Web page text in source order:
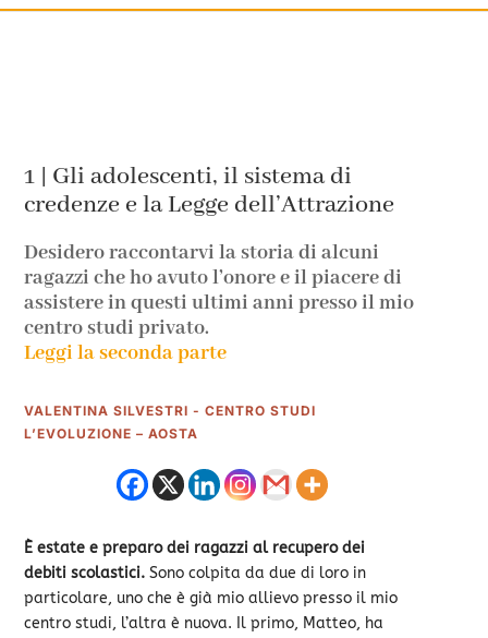
1 | Gli adolescenti, il sistema di
credenze e la Legge dell’Attrazione
Desidero raccontarvi la storia di alcuni
ragazzi che ho avuto l’onore e il piacere di
assistere in questi ultimi anni presso il mio
centro studi privato.
Leggi la seconda parte
VALENTINA SILVESTRI - CENTRO STUDI
L’EVOLUZIONE – AOSTA
È estate e preparo dei ragazzi al recupero dei
debiti scolastici. Sono colpita da due di loro in
particolare, uno che è già mio allievo presso il mio
centro studi, l’altra è nuova. Il primo, Matteo, ha